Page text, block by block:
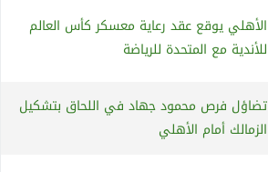
الأهلي يوقع عقد رعاية معسكر كأس العالم
للأندية مع المتحدة للرياضة
تضاؤل فرص محمود جهاد في اللحاق بتشكيل
الزمالك أمام الأهلي